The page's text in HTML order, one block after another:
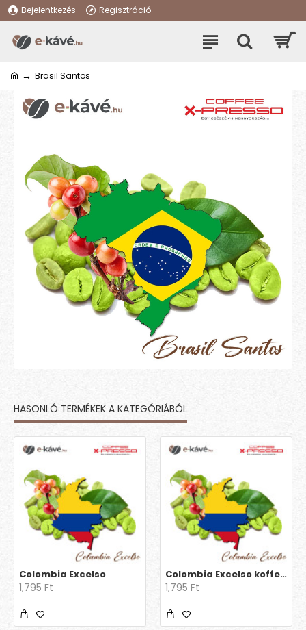
Bejelentkezés Regisztráció
Brasil Santos
HASONLÓ TERMÉKEK A KATEGÓRIÁBÓL
Colombia Excelso
1,795 Ft
Colombia Excelso koffeinmentes
1,795 Ft